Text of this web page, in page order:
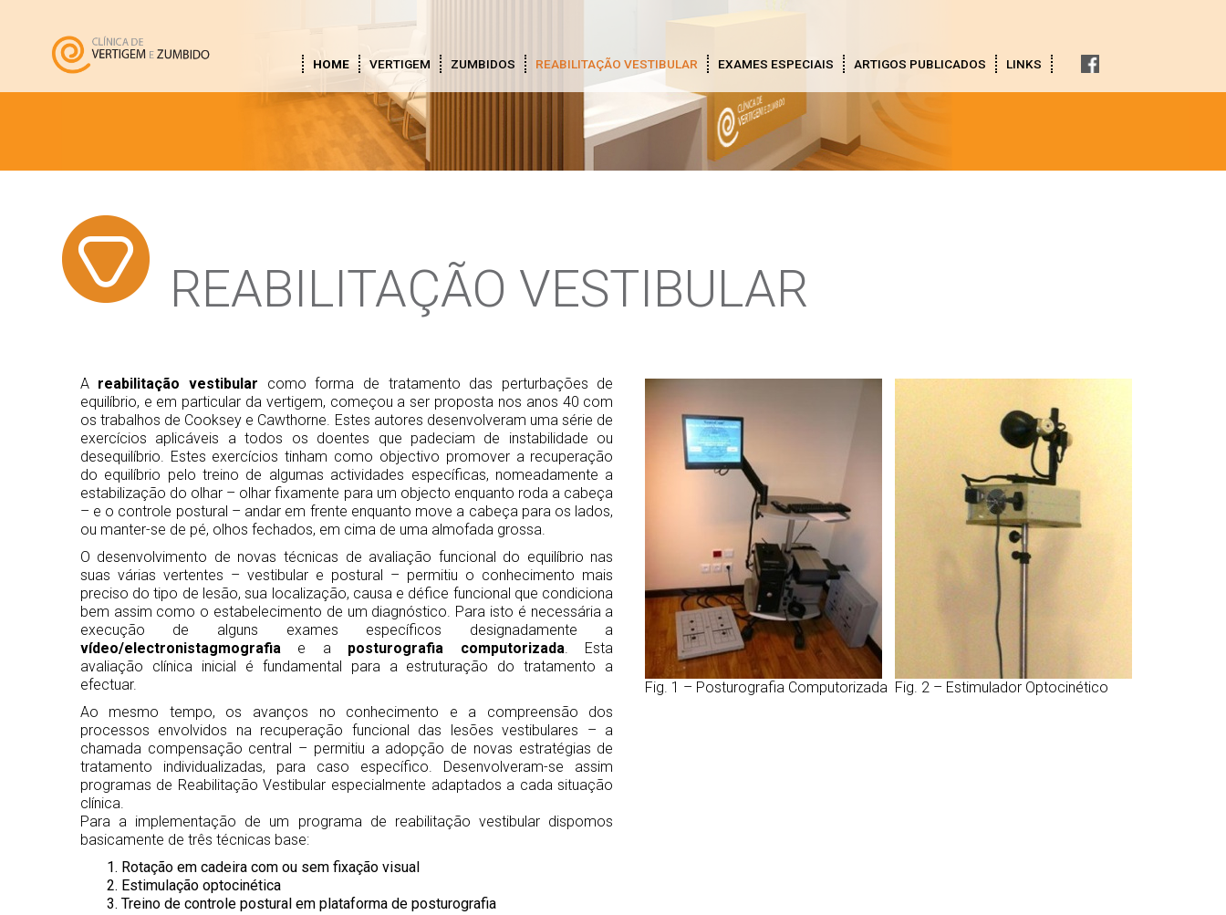
HOME VERTIGEM ZUMBIDOS REABILITAÇÃO VESTIBULAR EXAMES ESPECIAIS ARTIGOS PUBLICADOS LINKS
REABILITAÇÃO VESTIBULAR
A reabilitação vestibular como forma de tratamento das perturbações de
equilíbrio, e em particular da vertigem, começou a ser proposta nos anos 40 com
os trabalhos de Cooksey e Cawthorne. Estes autores desenvolveram uma série de
exercícios aplicáveis a todos os doentes que padeciam de instabilidade ou
desequilíbrio. Estes exercícios tinham como objectivo promover a recuperação
do equilíbrio pelo treino de algumas actividades específicas, nomeadamente a
estabilização do olhar – olhar fixamente para um objecto enquanto roda a cabeça
– e o controle postural – andar em frente enquanto move a cabeça para os lados,
ou manter-se de pé, olhos fechados, em cima de uma almofada grossa.
O desenvolvimento de novas técnicas de avaliação funcional do equilíbrio nas
suas várias vertentes – vestibular e postural – permitiu o conhecimento mais
preciso do tipo de lesão, sua localização, causa e défice funcional que condiciona
bem assim como o estabelecimento de um diagnóstico. Para isto é necessária a
execução de alguns exames específicos designadamente a
vídeo/electronistagmografiae a posturografia computorizada. Esta
avaliação clínica inicial é fundamental para a estruturação do tratamento a
efectuar.
Ao mesmo tempo, os avanços no conhecimento e a compreensão dos
processos envolvidos na recuperação funcional das lesões vestibulares – a
chamada compensação central – permitiu a adopção de novas estratégias de
tratamento individualizadas, para caso específico. Desenvolveram-se assim
programas de Reabilitação Vestibular especialmente adaptados a cada situação
clínica.
Para a implementação de um programa de reabilitação vestibular dispomos
basicamente de três técnicas base:
Rotação em cadeira com ou sem fixação visual
Estimulação optocinética
Treino de controle postural em plataforma de posturografia
Fig. 1 – Posturografia Computorizada Fig. 2 – Estimulador Optocinético